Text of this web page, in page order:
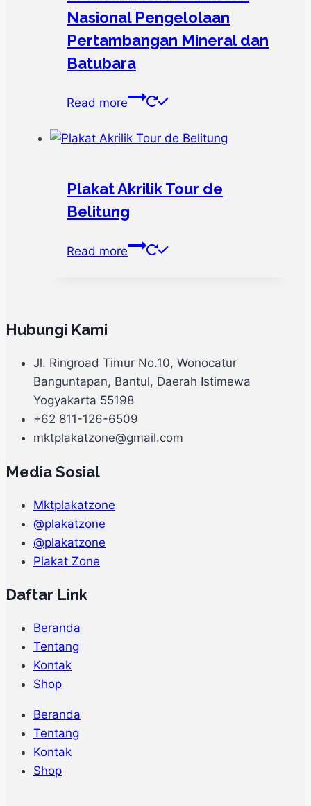
Nasional Pengelolaan
Pertambangan Mineral dan
Batubara
Read more
Plakat Akrilik Tour de
Belitung
Read more
Hubungi Kami
Jl. Ringroad Timur No.10, Wonocatur
Banguntapan, Bantul, Daerah Istimewa
Yogyakarta 55198
+62 811-126-6509
mktplakatzone@gmail.com
Media Sosial
Mktplakatzone
@plakatzone
@plakatzone
Plakat Zone
Daftar Link
Beranda
Tentang
Kontak
Shop
Beranda
Tentang
Kontak
Shop